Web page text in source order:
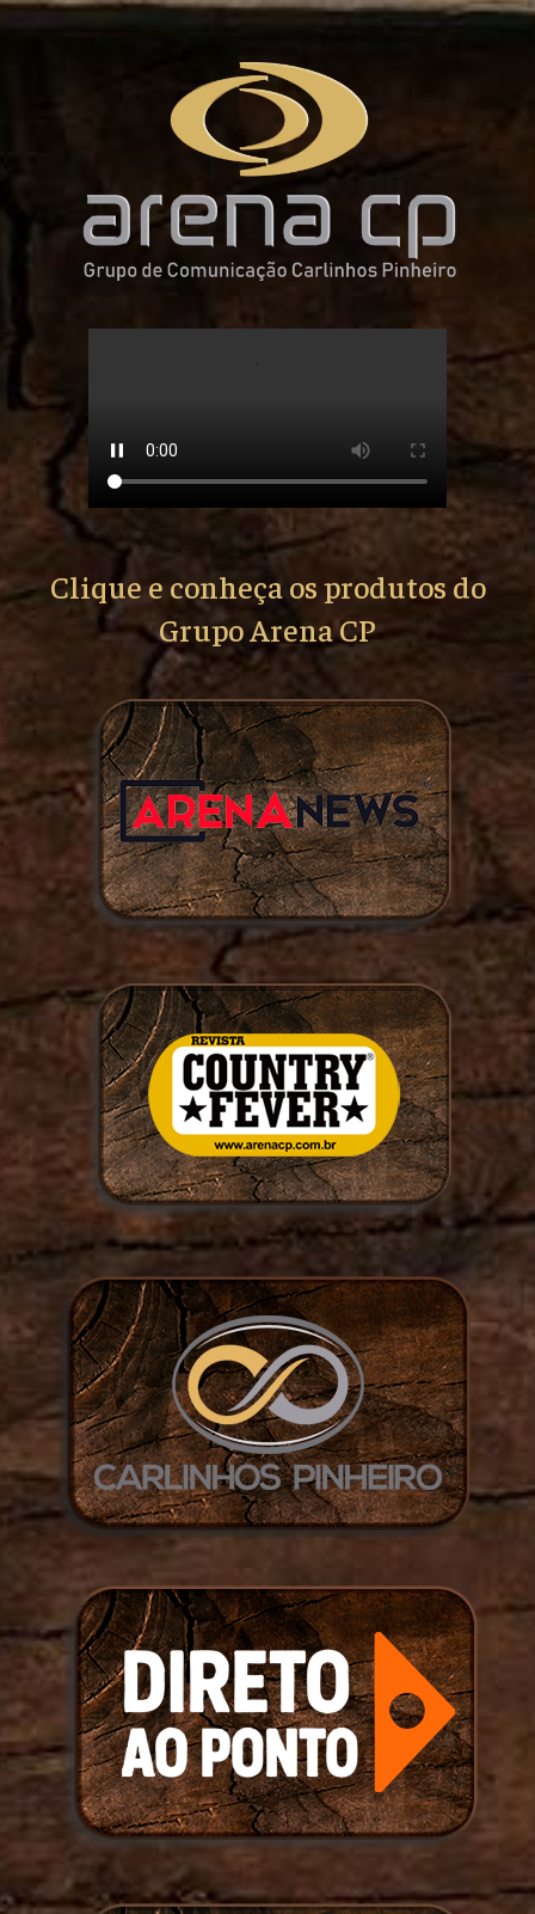
Clique e conheça os produtos do
Grupo Arena CP